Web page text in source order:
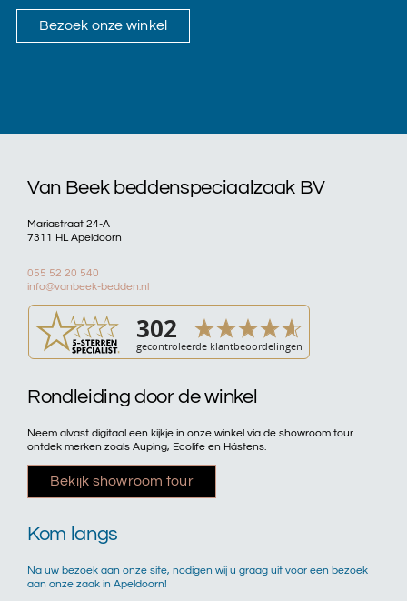
Bezoek onze winkel
Van Beek beddenspeciaalzaak BV
Mariastraat 24-A
7311 HL Apeldoorn
055 52 20 540
info@vanbeek-bedden.nl
Rondleiding door de winkel
Neem alvast digitaal een kijkje in onze winkel via de showroom tour
ontdek merken zoals Auping, Ecolife en Hästens.
Bekijk showroom tour
Kom langs
Na uw bezoek aan onze site, nodigen wij u graag uit voor een bezoek
aan onze zaak in Apeldoorn!